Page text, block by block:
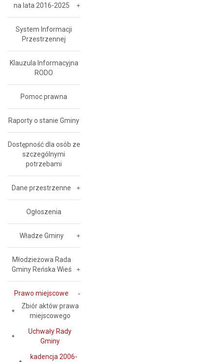
na lata 2016-2025
System Informacji
Przestrzennej
Klauzula Informacyjna
RODO
Pomoc prawna
Raporty o stanie Gminy
Dostępność dla osób ze
szczególnymi
potrzebami
Dane przestrzenne
Ogłoszenia
Władze Gminy
Młodzieżowa Rada
Gminy Reńska Wieś
Prawo miejscowe
Zbiór aktów prawa
miejscowego
Uchwały Rady
Gminy
kadencja 2006-